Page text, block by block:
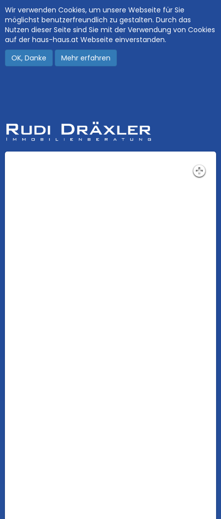
Wir verwenden Cookies, um unsere Webseite für Sie
möglichst benutzerfreundlich zu gestalten. Durch das
Nutzen dieser Seite sind Sie mit der Verwendung von Cookies
auf der haus-haus.at Webseite einverstanden.
OK, Danke
Mehr erfahren